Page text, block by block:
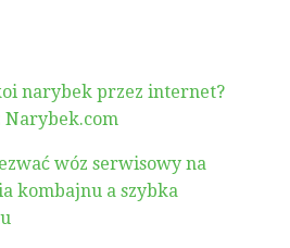
narybek przez internet?
Narybek.com
wóz serwisowy na
kombajnu a szybka